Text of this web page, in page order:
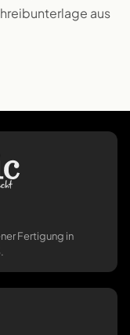
aus
Fertigung in